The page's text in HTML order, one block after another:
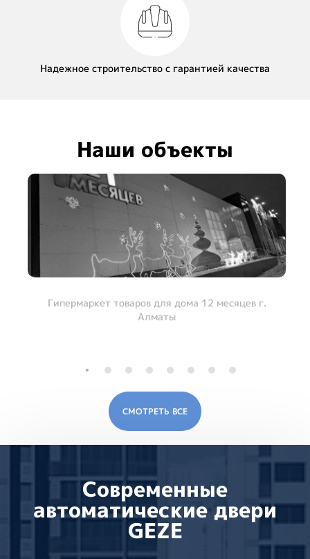
Надежное строительство с гарантией качества
Наши объекты
Гипермаркет товаров для дома 12 месяцев г.
Алматы
СМОТРЕТЬ ВСЕ
Современные
автоматические двери
GEZE